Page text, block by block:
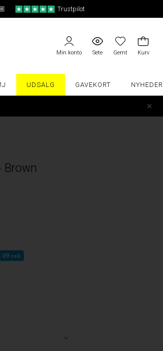
Trustpilot
Min konto Sete Gemt Kurv
UDSALG GAVEKORT NYHEDER
Brown
08 sek.